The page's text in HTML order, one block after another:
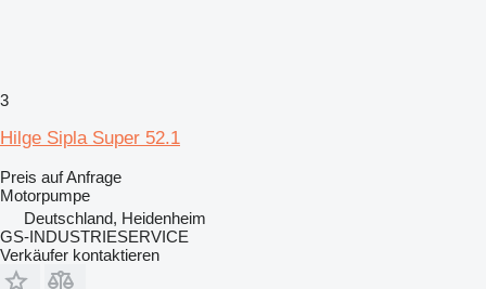
3
Hilge Sipla Super 52.1
Preis auf Anfrage
Motorpumpe
Deutschland, Heidenheim
GS-INDUSTRIESERVICE
Verkäufer kontaktieren